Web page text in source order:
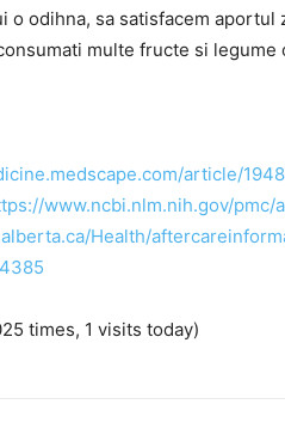
o odihna, sa satisfacem aportul
multe fructe si legume
article/
www.ncbi.nlm.nih.gov/pmc/
Health/
times, 1 visits today)